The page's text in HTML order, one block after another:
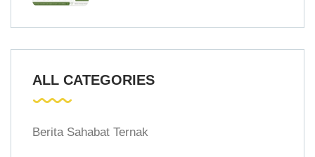
ALL CATEGORIES
Berita Sahabat Ternak